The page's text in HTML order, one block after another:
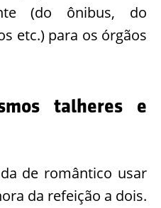
(do ônibus, do
etc.) para os órgãos
talheres e
de romântico usar
da refeição a dois.